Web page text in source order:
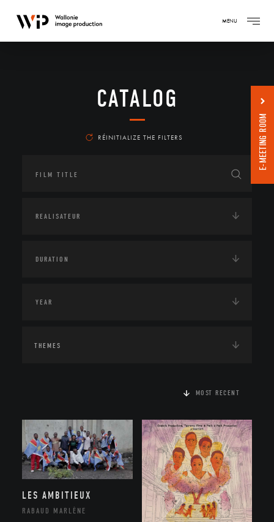
MENU
CATALOG
RÉINITIALIZE THE FILTERS
THEMES
MOST RECENT
LES AMBITIEUX
RABAUD MARLÈNE
E-MEETING ROOM